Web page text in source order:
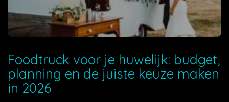
Foodtruck voor je huwelijk: budget,
planning en de juiste keuze maken
in 2026